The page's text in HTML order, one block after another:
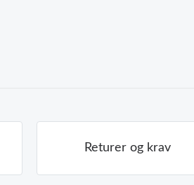
Returer og krav